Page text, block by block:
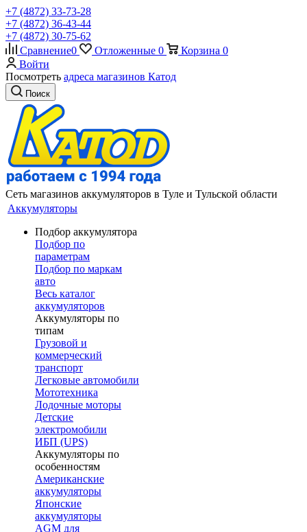
+7 (4872) 33-73-28
+7 (4872) 36-43-44
+7 (4872) 30-75-62
Сравнение0 Отложенные 0 Корзина 0
Войти
Посмотреть адреса магазинов Катод
Поиск
Сеть магазинов аккумуляторов в Туле и Тульской области
Аккумуляторы
Подбор аккумулятора
Подбор по
параметрам
Подбор по маркам
авто
Весь каталог
аккумуляторов
Аккумуляторы по
типам
Грузовой и
коммерческий
транспорт
Легковые автомобили
Мототехника
Лодочные моторы
Детские
электромобили
ИБП (UPS)
Аккумуляторы по
особенностям
Американские
аккумуляторы
Японские
аккумуляторы
AGM для